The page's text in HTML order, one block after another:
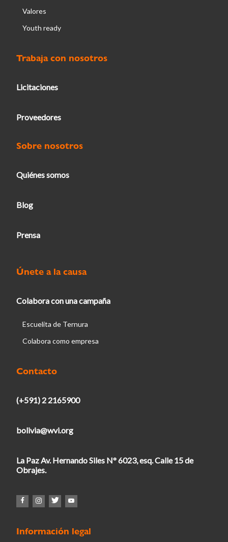
Valores
Youth ready
Trabaja con nosotros
Licitaciones
Proveedores
Sobre nosotros
Quiénes somos
Blog
Prensa
Únete a la causa
Colabora con una campaña
Escuelita de Ternura
Colabora como empresa
Contacto
(+591) 2 2165900
bolivia@wvi.org
La Paz Av. Hernando Siles N° 6023, esq. Calle 15 de
Obrajes.
Información legal